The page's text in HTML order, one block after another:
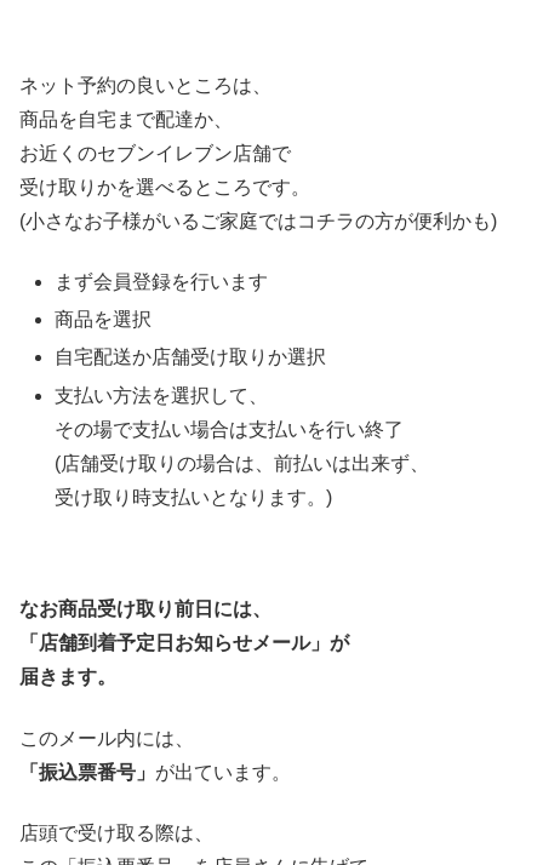
ネット予約の良いところは、
商品を自宅まで配達か、
お近くのセブンイレブン店舗で
受け取りかを選べるところです。
(小さなお子様がいるご家庭ではコチラの方が便利かも)
まず会員登録を行います
商品を選択
自宅配送か店舗受け取りか選択
支払い方法を選択して、
その場で支払い場合は支払いを行い終了
(店舗受け取りの場合は、前払いは出来ず、
受け取り時支払いとなります。)
なお商品受け取り前日には、
「店舗到着予定日お知らせメール」が
届きます。
このメール内には、
「振込票番号」 が出ています。
店頭で受け取る際は、